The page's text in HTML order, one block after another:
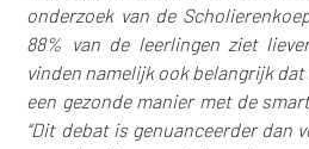
onderzoek van de
88% van de leerlingen ziet
vinden namelijk ook belangrijk
een gezonde manier met de
“Dit debat is genuanceerder dan